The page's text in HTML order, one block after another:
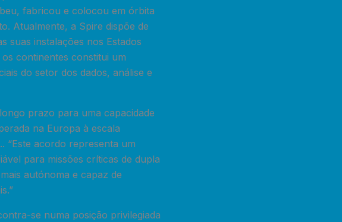
fabricou e colocou em órbita
Atualmente, a Spire dispõe de
suas instalações nos Estados
continentes constitui um
do setor dos dados, análise e
prazo para uma capacidade
na Europa à escala
“Este acordo representa um
para missões críticas de dupla
autónoma e capaz de
se numa posição privilegiada